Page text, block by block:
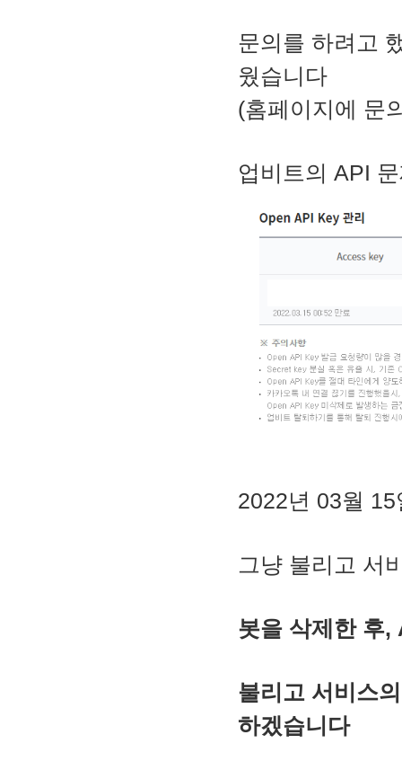
문의를 하려고
웠습니다
(홈페이지에 문
업비트의 API
2022년 03월
그냥 불리고 서
봇을 삭제한 후,
불리고 서비스
하겠습니다